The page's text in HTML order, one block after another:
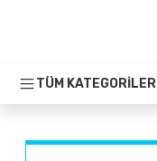
TÜM KATEGORİLER